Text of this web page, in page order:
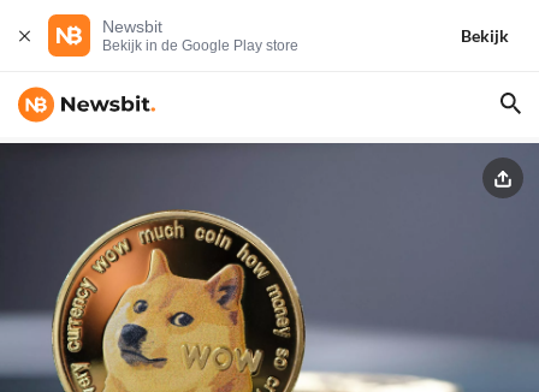
Newsbit
Bekijk in de Google Play store
Bekijk